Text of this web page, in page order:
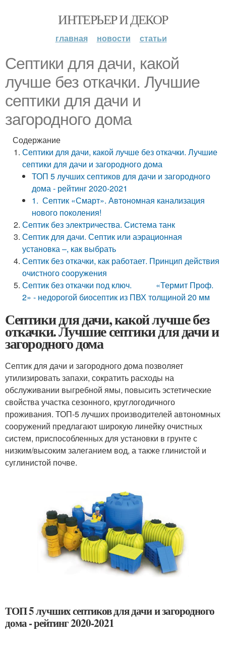
ИНТЕРЬЕР И ДЕКОР
главная новости статьи
Септики для дачи, какой
лучше без откачки. Лучшие
септики для дачи и
загородного дома
Содержание
Септики для дачи, какой лучше без откачки. Лучшие
септики для дачи и загородного дома
ТОП 5 лучших септиков для дачи и загородного
дома - рейтинг 2020-2021
1. Септик «Смарт». Автономная канализация
нового поколения!
Септик без электричества. Система танк
Септик для дачи. Септик или аэрационная
установка –, как выбрать
Септик без откачки, как работает. Принцип действия
очистного сооружения
Септик без откачки под ключ. «Термит Проф.
2» - недорогой биосептик из ПВХ толщиной 20 мм
Септики для дачи, какой лучше без
откачки. Лучшие септики для дачи и
загородного дома
Септик для дачи и загородного дома позволяет
утилизировать запахи, сократить расходы на
обслуживании выгребной ямы, повысить эстетические
свойства участка сезонного, круглогодичного
проживания. ТОП-5 лучших производителей автономных
сооружений предлагают широкую линейку очистных
систем, приспособленных для установки в грунте с
низким/высоким залеганием вод, а также глинистой и
суглинистой почве.
ТОП 5 лучших септиков для дачи и загородного
дома - рейтинг 2020-2021